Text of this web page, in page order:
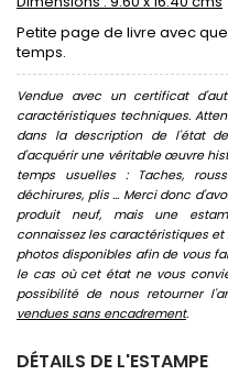
Petite page de livre avec
temps.
Vendue avec un certificat
caractéristiques techniques.
dans la description de l'état
d'acquérir une véritable œuvre
temps usuelles : Taches,
déchirures, plis ... Merci donc
produit neuf, mais une
connaissez les caractéristiques
photos disponibles afin de vous
le cas où cet état ne vous
possibilité de nous retourner
vendues sans encadrement.
DÉTAILS DE L'ESTAMPE